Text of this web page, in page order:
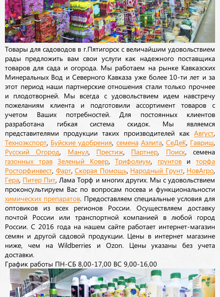
Товары для садоводов в г.Пятигорск с величайшим удовольствием
рады предложить вам свои услуги как надежного поставщика
товаров для сада и огорода. Мы работаем на рынке Кавказских
Минеральных Вод и Северного Кавказа уже более 10-ти лет и за
этот период наши партнерские отношения стали только прочнее
и плодотворней. Мы всегда с удовольствием идем навстречу
пожеланиям клиента и подготовили ассортимент товаров с
учетом Ваших потребностей. Для постоянных клиентов
разработана гибкая система скидок. Мы являемся
представителями продукции таких производителей как Август
Техноэкспорт Буйские удобрения семена Аэлита, СеДеК Гавриш
Русский Огород Манул, Престиж Партнер Поиск, семена
газонных трав Зеленый Ковер,Трифолиум грунтовиторфа
Росторфинвест Фарт, Скорая Помощь Народный Грунт, НовАгро
Гера Питер Пит , Лама Торф и многих других. Мы с удовольствием
проконсультируем Вас по вопросам посева и функциональности
химических препаратов. Предоставляем специальные условия для
оптовиков из всех регионов России. Осуществляем доставку
почтой России или транспортной компанией в любой город
России. С 2016 года на нашем сайте работает интернет-магазин
семян и другой садовой продукции. Цены в интернет магазине
ниже, чем на Wildberries и Ozon. Цены указаны без учета
доставки.
График работы ПН-СБ 8,00-17,00 ВС 9,00-16,00